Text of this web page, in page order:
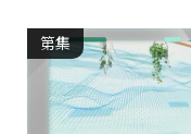
第集